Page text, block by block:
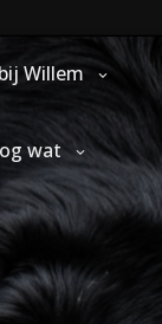
Willem
wat